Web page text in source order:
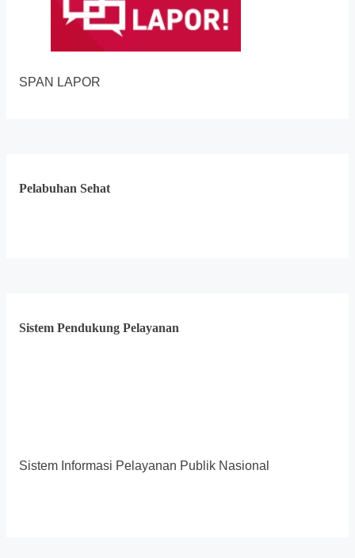
SPAN LAPOR
Pelabuhan Sehat
Sistem Pendukung Pelayanan
Sistem Informasi Pelayanan Publik Nasional